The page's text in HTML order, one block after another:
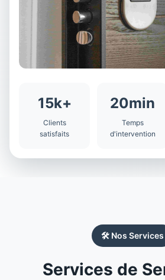
15k+
Clients
satisfaits
20min
Temps
d'intervention
🛠️ Nos Services
Services de